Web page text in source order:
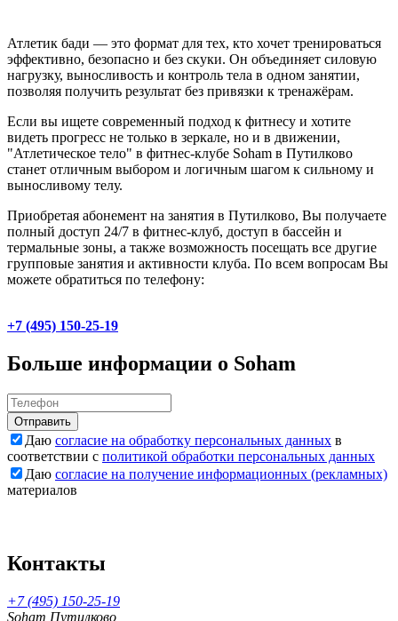
Атлетик бади — это формат для тех, кто хочет тренироваться
эффективно, безопасно и без скуки. Он объединяет силовую
нагрузку, выносливость и контроль тела в одном занятии,
позволяя получить результат без привязки к тренажёрам.
Если вы ищете современный подход к фитнесу и хотите
видеть прогресс не только в зеркале, но и в движении,
"Атлетическое тело" в фитнес-клубе Soham в Путилково
станет отличным выбором и логичным шагом к сильному и
выносливому телу.
Приобретая абонемент на занятия в Путилково, Вы получаете
полный доступ 24/7 в фитнес-клуб, доступ в бассейн и
термальные зоны, а также возможность посещать все другие
групповые занятия и активности клуба. По всем вопросам Вы
можете обратиться по телефону:
+7 (495) 150-25-19
Больше информации о Soham
Отправить
Даю согласие на обработку персональных данных в
соответствии с политикой обработки персональных данных
Даю согласие на получение информационных (рекламных)
материалов
Контакты
+7 (495) 150-25-19
Soham Путилково